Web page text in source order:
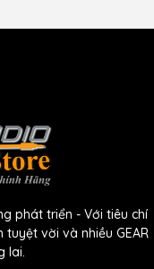
phát triển - Với tiêu chí
vời và nhiều GEAR
lai.